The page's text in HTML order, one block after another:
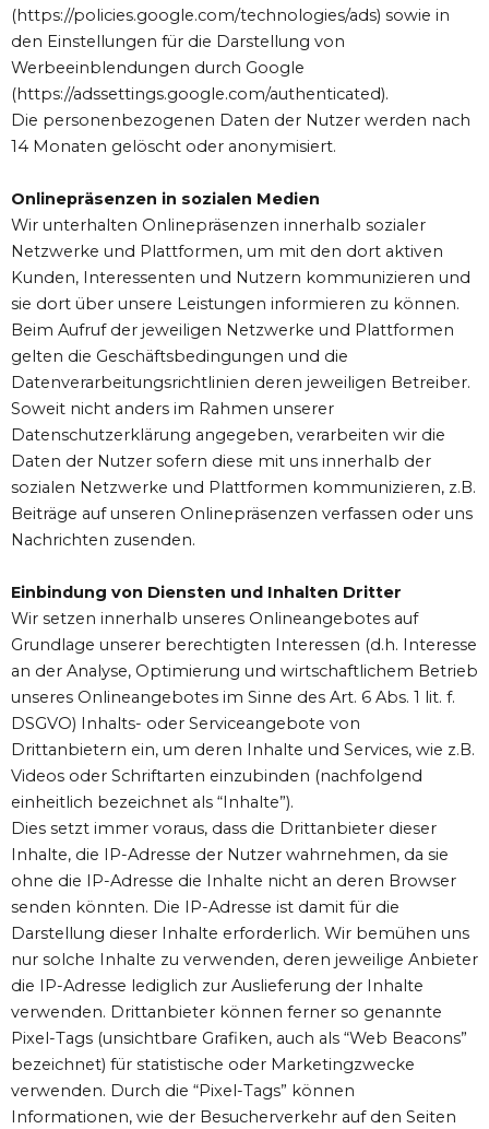
(https://policies.google.com/technologies/ads) sowie in
den Einstellungen für die Darstellung von
Werbeeinblendungen durch Google
(https://adssettings.google.com/authenticated).
Die personenbezogenen Daten der Nutzer werden nach
14 Monaten gelöscht oder anonymisiert.
Onlinepräsenzen in sozialen Medien
Wir unterhalten Onlinepräsenzen innerhalb sozialer
Netzwerke und Plattformen, um mit den dort aktiven
Kunden, Interessenten und Nutzern kommunizieren und
sie dort über unsere Leistungen informieren zu können.
Beim Aufruf der jeweiligen Netzwerke und Plattformen
gelten die Geschäftsbedingungen und die
Datenverarbeitungsrichtlinien deren jeweiligen Betreiber.
Soweit nicht anders im Rahmen unserer
Datenschutzerklärung angegeben, verarbeiten wir die
Daten der Nutzer sofern diese mit uns innerhalb der
sozialen Netzwerke und Plattformen kommunizieren, z.B.
Beiträge auf unseren Onlinepräsenzen verfassen oder uns
Nachrichten zusenden.
Einbindung von Diensten und Inhalten Dritter
Wir setzen innerhalb unseres Onlineangebotes auf
Grundlage unserer berechtigten Interessen (d.h. Interesse
an der Analyse, Optimierung und wirtschaftlichem Betrieb
unseres Onlineangebotes im Sinne des Art. 6 Abs. 1 lit. f.
DSGVO) Inhalts- oder Serviceangebote von
Drittanbietern ein, um deren Inhalte und Services, wie z.B.
Videos oder Schriftarten einzubinden (nachfolgend
einheitlich bezeichnet als “Inhalte”).
Dies setzt immer voraus, dass die Drittanbieter dieser
Inhalte, die IP-Adresse der Nutzer wahrnehmen, da sie
ohne die IP-Adresse die Inhalte nicht an deren Browser
senden könnten. Die IP-Adresse ist damit für die
Darstellung dieser Inhalte erforderlich. Wir bemühen uns
nur solche Inhalte zu verwenden, deren jeweilige Anbieter
die IP-Adresse lediglich zur Auslieferung der Inhalte
verwenden. Drittanbieter können ferner so genannte
Pixel-Tags (unsichtbare Grafiken, auch als “Web Beacons”
bezeichnet) für statistische oder Marketingzwecke
verwenden. Durch die “Pixel-Tags” können
Informationen, wie der Besucherverkehr auf den Seiten